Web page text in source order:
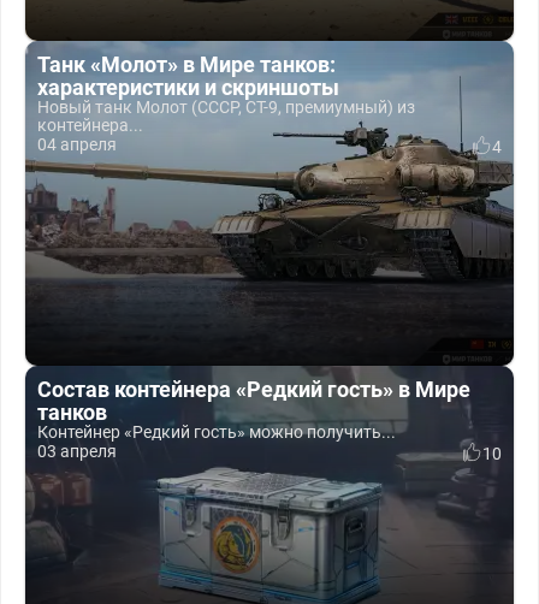
Танк «Молот» в Мире танков:
характеристики и скриншоты
Новый танк Молот (СССР, СТ-9, премиумный) из
контейнера...
04 апреля
4
Состав контейнера «Редкий гость» в Мире
танков
Контейнер «Редкий гость» можно получить...
03 апреля
10